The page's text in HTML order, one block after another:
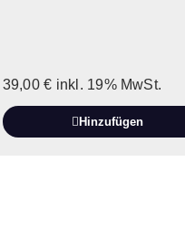
39,00€ inkl. 19% MwSt.
Hinzufügen